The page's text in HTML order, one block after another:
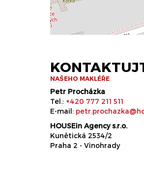
NAŠEHO MAKLÉŘE
Petr Procházka
Tel.: +420 777 211 511
E-mail:
HOUSEin Agency s.r.o.
Kunětická 2534/2
Praha 2 - Vinohrady